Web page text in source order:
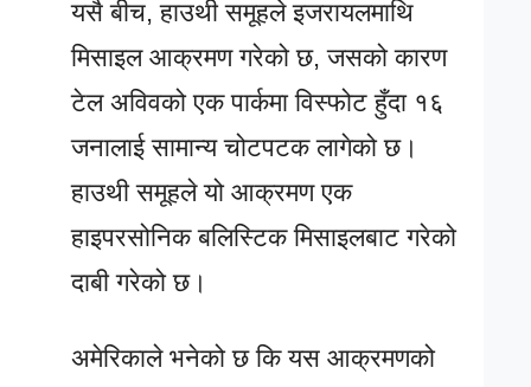
यसै बीच, हाउथी समूहले इजरायलमाथि
मिसाइल आक्रमण गरेको छ, जसको कारण
टेल अविवको एक पार्कमा विस्फोट हुँदा १६
जनालाई सामान्य चोटपटक लागेको छ।
हाउथी समूहले यो आक्रमण एक
हाइपरसोनिक बलिस्टिक मिसाइलबाट गरेको
दाबी गरेको छ।
अमेरिकाले भनेको छ कि यस आक्रमणको